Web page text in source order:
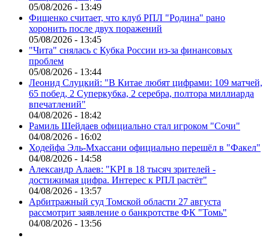
05/08/2026 - 13:49
Фищенко считает, что клуб РПЛ "Родина" рано
хоронить после двух поражений
05/08/2026 - 13:45
"Чита" снялась с Кубка России из-за финансовых
проблем
05/08/2026 - 13:44
Леонид Слуцкий: "В Китае любят цифрами: 109 матчей,
65 побед, 2 Суперкубка, 2 серебра, полтора миллиарда
впечатлений"
04/08/2026 - 18:42
Рамиль Шейдаев официально стал игроком "Сочи"
04/08/2026 - 16:02
Ходейфа Эль-Мхассани официально перешёл в "Факел"
04/08/2026 - 14:58
Александр Алаев: "KPI в 18 тысяч зрителей -
достижимая цифра. Интерес к РПЛ растёт"
04/08/2026 - 13:57
Арбитражный суд Томской области 27 августа
рассмотрит заявление о банкротстве ФК "Томь"
04/08/2026 - 13:56